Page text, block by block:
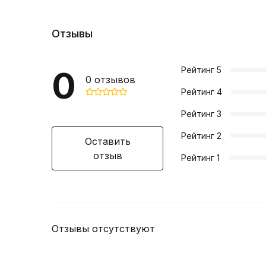
Отзывы
0 0 отзывов
Оставить
отзыв
Рейтинг5
Рейтинг4
Рейтинг3
Рейтинг2
Рейтинг1
Отзывы отсутствуют